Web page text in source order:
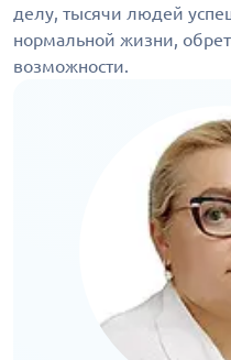
делу, тысячи людей
нормальной жизни,
возможности.